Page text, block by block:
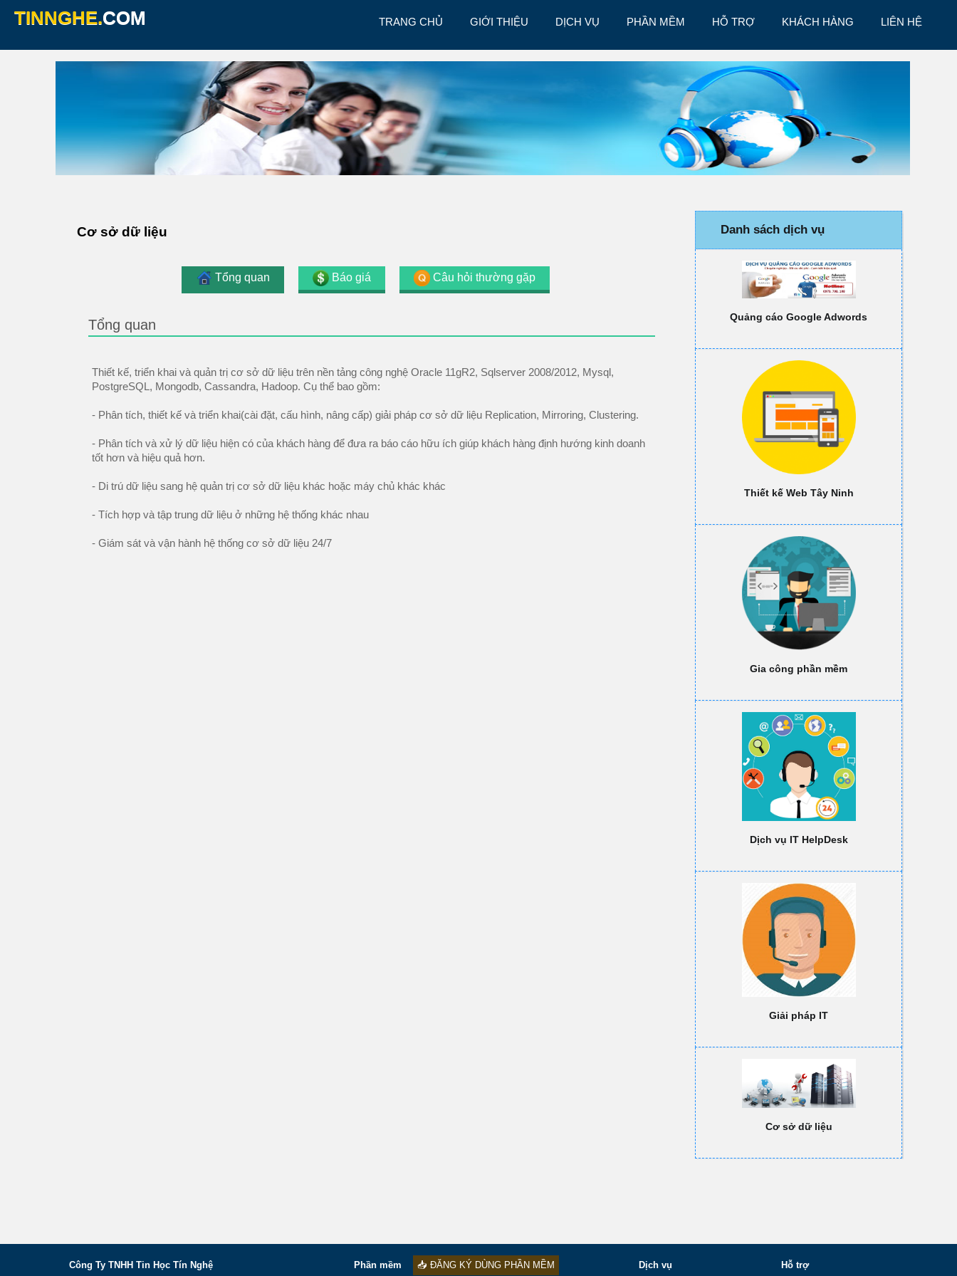
TINNGHE.COM TRANG CHỦ GIỚI THIỆU DỊCH VỤ PHẦN MỀM HỖ TRỢ KHÁCH HÀNG LIÊN HỆ
Cơ sở dữ liệu
Tổng quan Báo giá Câu hỏi thường gặp
Tổng quan
Thiết kế, triển khai và quản trị cơ sở dữ liệu trên nền tảng công nghệ Oracle 11gR2, Sqlserver 2008/2012, Mysql,
PostgreSQL, Mongodb, Cassandra, Hadoop. Cụ thể bao gồm:
- Phân tích, thiết kế và triển khai(cài đặt, cấu hình, nâng cấp) giải pháp cơ sở dữ liệu Replication, Mirroring, Clustering.
- Phân tích và xử lý dữ liệu hiện có của khách hàng để đưa ra báo cáo hữu ích giúp khách hàng định hướng kinh doanh
tốt hơn và hiệu quả hơn.
- Di trú dữ liệu sang hệ quản trị cơ sở dữ liệu khác hoặc máy chủ khác khác
- Tích hợp và tập trung dữ liệu ở những hệ thống khác nhau
- Giám sát và vận hành hệ thống cơ sở dữ liệu 24/7
Danh sách dịch vụ
Quảng cáo Google Adwords
Thiết kế Web Tây Ninh
Gia công phần mềm
Dịch vụ IT HelpDesk
Giải pháp IT
Cơ sở dữ liệu
Công Ty TNHH Tin Học Tín Nghệ Phần mềm 📥 ĐĂNG KÝ DÙNG PHẦN MỀM Dịch vụ Hỗ trợ